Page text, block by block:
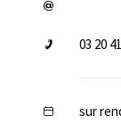
03 20
sur